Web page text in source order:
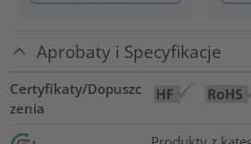
Aprobaty i Specyfikacje
Certyfikaty/Dopuszc
zenia